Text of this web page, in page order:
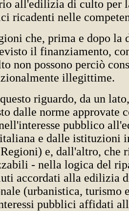
all'edilizia di culto per
ricadenti nelle
che, prima e dopo la
il finanziamento,
non possono perciò
illegittime.
riguardo, da un
dalle norme approvate
pubblico
e dalle istituzioni
e, dall'altro, che
- nella logica del
accordati alla edilizia
(urbanistica, turismo
pubblici affidati